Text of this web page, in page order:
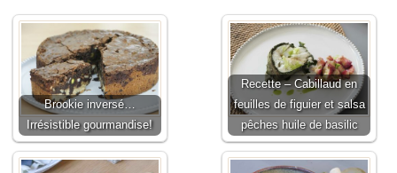
Brookie inversé…
Irrésistible gourmandise!
Recette – Cabillaud en
feuilles de figuier et salsa
pêches huile de basilic